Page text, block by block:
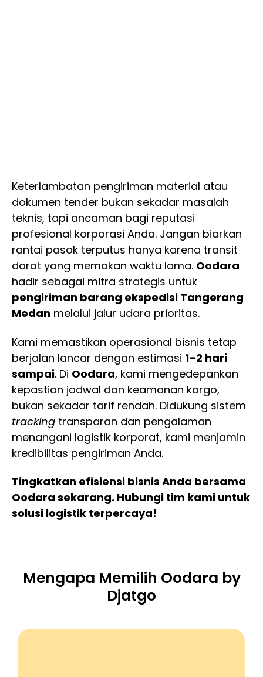
Keterlambatan pengiriman material atau
dokumen tender bukan sekadar masalah
teknis, tapi ancaman bagi reputasi
profesional korporasi Anda. Jangan biarkan
rantai pasok terputus hanya karena transit
darat yang memakan waktu lama. Oodara
hadir sebagai mitra strategis untuk
pengiriman barang ekspedisi Tangerang
Medan melalui jalur udara prioritas.
Kami memastikan operasional bisnis tetap
berjalan lancar dengan estimasi 1–2 hari
sampai. Di Oodara, kami mengedepankan
kepastian jadwal dan keamanan kargo,
bukan sekadar tarif rendah. Didukung sistem
tracking transparan dan pengalaman
menangani logistik korporat, kami menjamin
kredibilitas pengiriman Anda.
Tingkatkan efisiensi bisnis Anda bersama
Oodara sekarang. Hubungi tim kami untuk
solusi logistik terpercaya!
Mengapa Memilih Oodara by
Djatgo